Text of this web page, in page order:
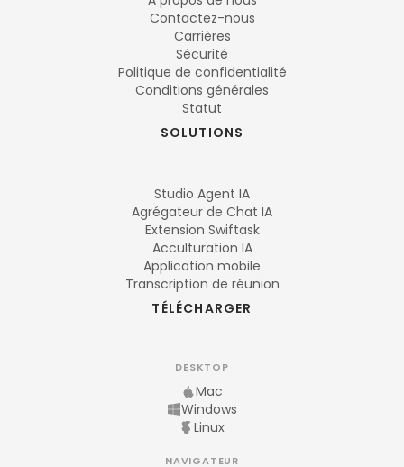
Contactez-nous
Carrières
Sécurité
Politique de confidentialité
Conditions générales
Statut
SOLUTIONS
Studio Agent IA
Agrégateur de Chat IA
Extension Swiftask
Acculturation IA
Application mobile
Transcription de réunion
TÉLÉCHARGER
DESKTOP
Mac
Windows
Linux
NAVIGATEUR